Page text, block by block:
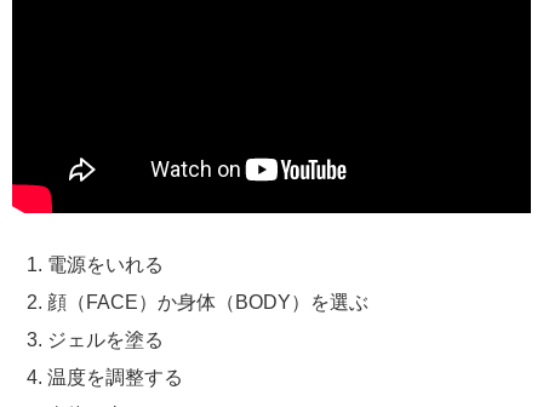
電源をいれる
顔（FACE）か身体（BODY）を選ぶ
ジェルを塗る
温度を調整する